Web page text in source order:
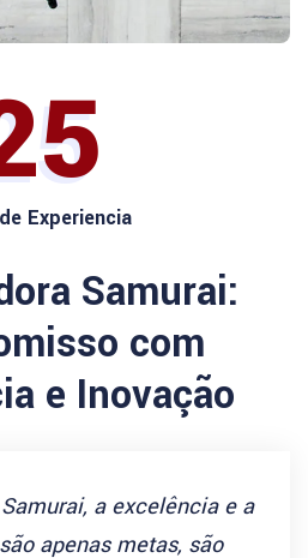
Experiencia
Samurai:
com
e Inovação
a excelência e a
apenas metas, são